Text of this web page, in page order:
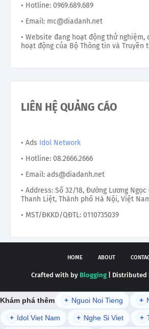
• Hotline: 0969.689.689
• Email: mc@diadanh.net
• Website đang hoạt động thử nghiệm,
hoạt động của Bộ Thông tin và Truyền
LIÊN HỆ QUẢNG CÁO
• Ads Idol Network
• Hotline: 08.2666.2666
• Email: ads@diadanh.net
• Address: Số 32/18, Đường Lương
Thanh Liệt, Thành phố Hà Nội, Việt
• MST/ĐKKD/QĐTL: 0110735039
HOME ABOUT
Crafted with by Blogging | Distributed
Khám phá thêm + Nguoi Noi Tieng +
+ Idol Viet Nam + Nghe Si Viet +